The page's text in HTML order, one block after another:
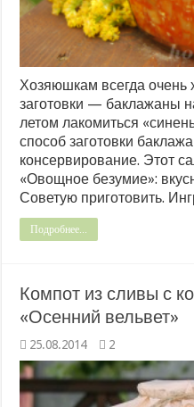
Хозяюшкам всегда очень
заготовки — баклажаны
летом лакомиться
способ заготовки
консервирование. Этот
«Овощное безумие»:
Советую приготовить.
Подробнее...
Компот из сливы с
«Осенний вельвет»
25.08.2014 2